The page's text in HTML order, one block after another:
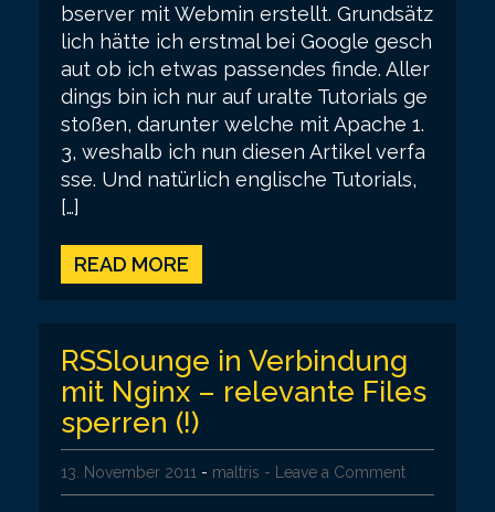
bserver mit Webmin erstellt. Grundsätz
lich hätte ich erstmal bei Google gesch
aut ob ich etwas passendes finde. Aller
dings bin ich nur auf uralte Tutorials ge
stoßen, darunter welche mit Apache 1.
3, weshalb ich nun diesen Artikel verfa
sse. Und natürlich englische Tutorials,
[…]
READ MORE
RSSlounge in Verbindung
mit Nginx – relevante Files
sperren (!)
13. November 2011 - maltris - Leave a Comment